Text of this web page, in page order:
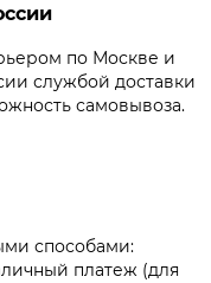
по Москве и
службой доставки
самовывоза.
способами:
платеж (для